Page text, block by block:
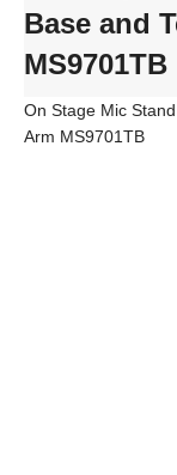
Base and
MS9701TB
On Stage Mic
Arm MS9701TB